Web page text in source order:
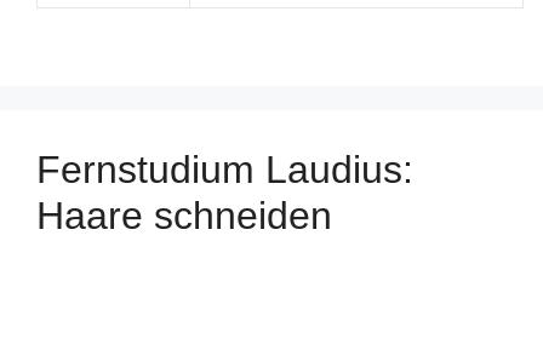
Fernstudium Laudius:
Haare schneiden